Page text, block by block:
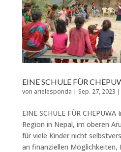
EINE SCHULE FÜR
von arielesponda | Sep. 27, 2023 |
EINE SCHULE FÜR
Region in Nepal, im oberen
für viele Kinder nicht
an finanziellen Möglichkeiten,